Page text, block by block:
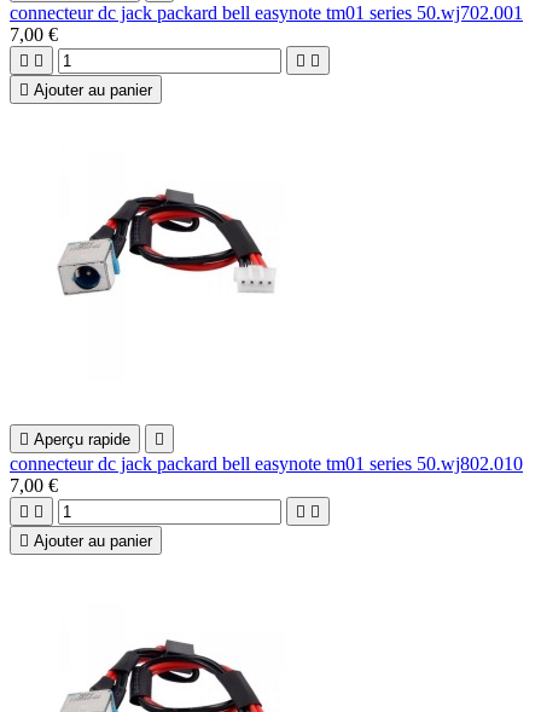
connecteur dc jack packard bell easynote tm01 series 50.wj702.001
7,00 €
   
 Ajouter au panier
 Aperçu rapide 
connecteur dc jack packard bell easynote tm01 series 50.wj802.010
7,00 €
   
 Ajouter au panier